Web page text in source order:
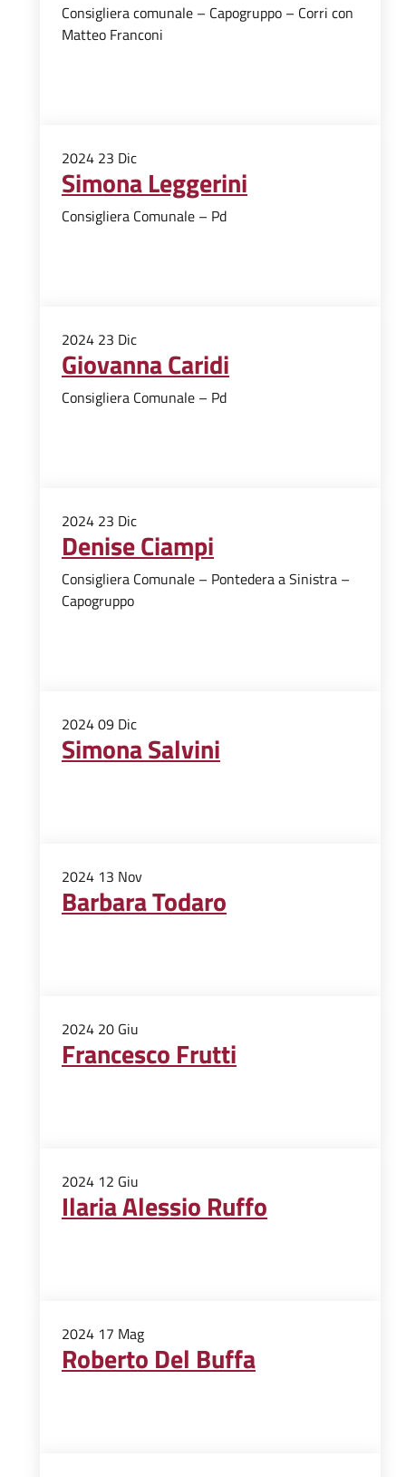
Consigliera comunale – Capogruppo – Corri con
Matteo Franconi
2024 23 Dic
Simona Leggerini
Consigliera Comunale – Pd
2024 23 Dic
Giovanna Caridi
Consigliera Comunale – Pd
2024 23 Dic
Denise Ciampi
Consigliera Comunale – Pontedera a Sinistra –
Capogruppo
202409 Dic
Simona Salvini
2024 13 Nov
Barbara Todaro
2024 20 Giu
Francesco Frutti
2024 12 Giu
Ilaria Alessio Ruffo
2024 17 Mag
Roberto Del Buffa